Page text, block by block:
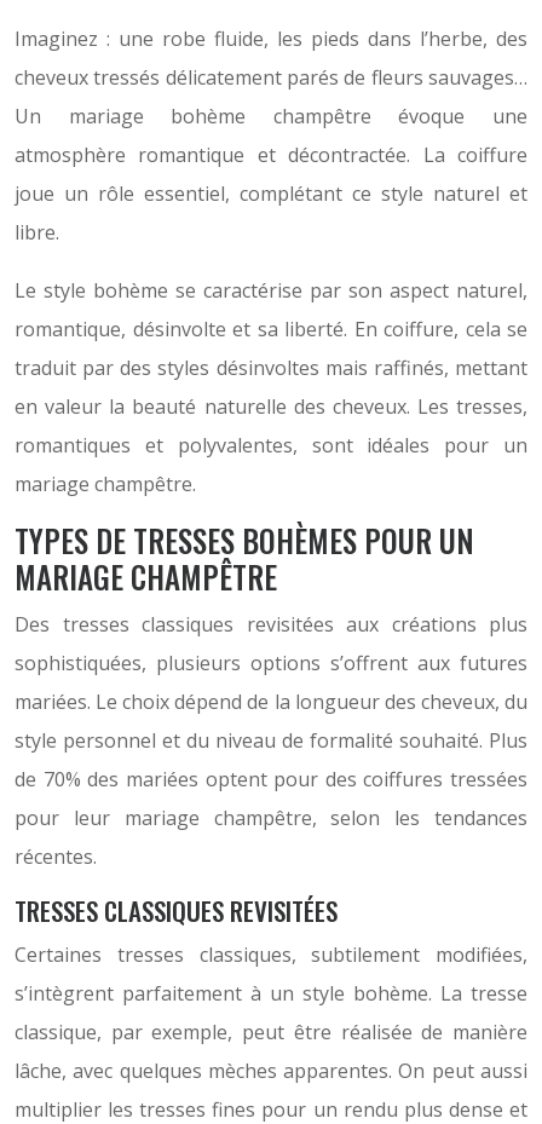
Imaginez : une robe fluide, les pieds dans l’herbe, des
cheveux tressés délicatement parés de fleurs sauvages…
Un mariage bohème champêtre évoque une
atmosphère romantique et décontractée. La coiffure
joue un rôle essentiel, complétant ce style naturel et
libre.
Le style bohème se caractérise par son aspect naturel,
romantique, désinvolte et sa liberté. En coiffure, cela se
traduit par des styles désinvoltes mais raffinés, mettant
en valeur la beauté naturelle des cheveux. Les tresses,
romantiques et polyvalentes, sont idéales pour un
mariage champêtre.
TYPES DE TRESSES BOHÈMES POUR UN
MARIAGE CHAMPÊTRE
Des tresses classiques revisitées aux créations plus
sophistiquées, plusieurs options s’offrent aux futures
mariées. Le choix dépend de la longueur des cheveux, du
style personnel et du niveau de formalité souhaité. Plus
de 70% des mariées optent pour des coiffures tressées
pour leur mariage champêtre, selon les tendances
récentes.
TRESSES CLASSIQUES REVISITÉES
Certaines tresses classiques, subtilement modifiées,
s’intègrent parfaitement à un style bohème. La tresse
classique, par exemple, peut être réalisée de manière
lâche, avec quelques mèches apparentes. On peut aussi
multiplier les tresses fines pour un rendu plus dense et